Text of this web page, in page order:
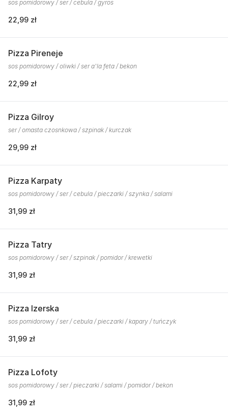
sos pomidorowy / ser / cebula / gyros
22,99 zł
Pizza Pireneje
sos pomidorowy / oliwki / ser a'la feta / bekon
22,99 zł
Pizza Gilroy
ser / omasta czosnkowa / szpinak / kurczak
29,99 zł
Pizza Karpaty
sos pomidorowy / ser / cebula / pieczarki / szynka / salami
31,99 zł
Pizza Tatry
sos pomidorowy / ser / szpinak / pomidor / krewetki
31,99 zł
Pizza Izerska
sos pomidorowy / ser / cebula / pieczarki / kapary / tuńczyk
31,99 zł
Pizza Lofoty
sos pomidorowy / ser / pieczarki / salami / pomidor / bekon
31,99 zł